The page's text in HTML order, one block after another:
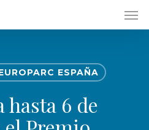
ESPAÑA
hasta 6 de